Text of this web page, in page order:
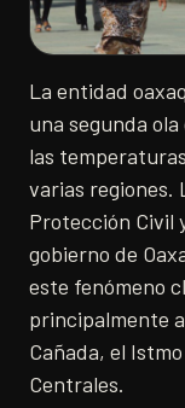
La entidad
una segunda
las
varias regiones.
Protección Civil
gobierno de
este fenómeno
principalmente
Cañada, el
Centrales.